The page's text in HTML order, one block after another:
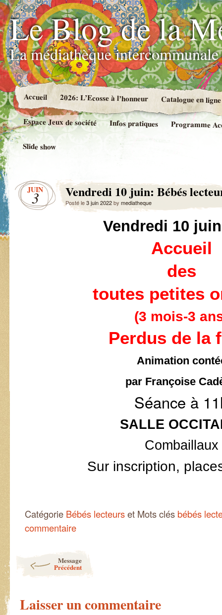
Le Blog de la
La médiathèque
Accueil 2026: L’Ecosse à l’honneur Catalogue en
Espace Jeux de société Infos pratiques Programme
Slide show
JUIN
3 Vendredi 10 juin: Bébés
Posté le3 juin 2022by mediatheque
Vendredi 10 juin
Accueil
des
toutes petites
(3 mois-3
Perdus de la
Animation
par Françoise
Séance à
SALLE
Combaillaux
Sur inscription,
Catégorie Bébés lecteurset Mots clés bébés
commentaire
Message
Précédent
Laisser un commentaire